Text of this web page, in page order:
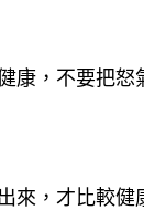
康，不要把
來，才比較健